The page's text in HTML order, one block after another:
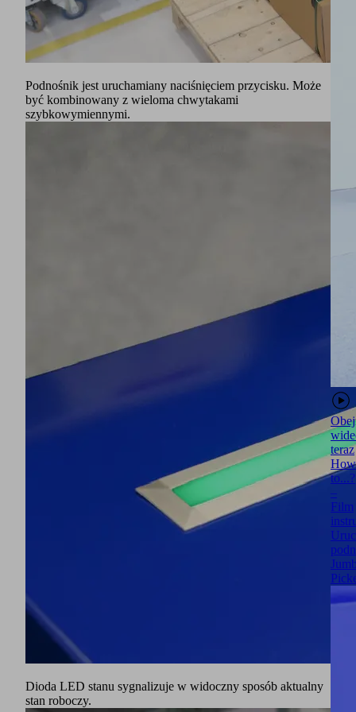
Podnośnik jest uruchamiany naciśnięciem przycisku. Może
być kombinowany z wieloma chwytakami
szybkowymiennymi.
Dioda LED stanu sygnalizuje w widoczny sposób aktualny
stan roboczy.
teraz
How
to...?
–
Film